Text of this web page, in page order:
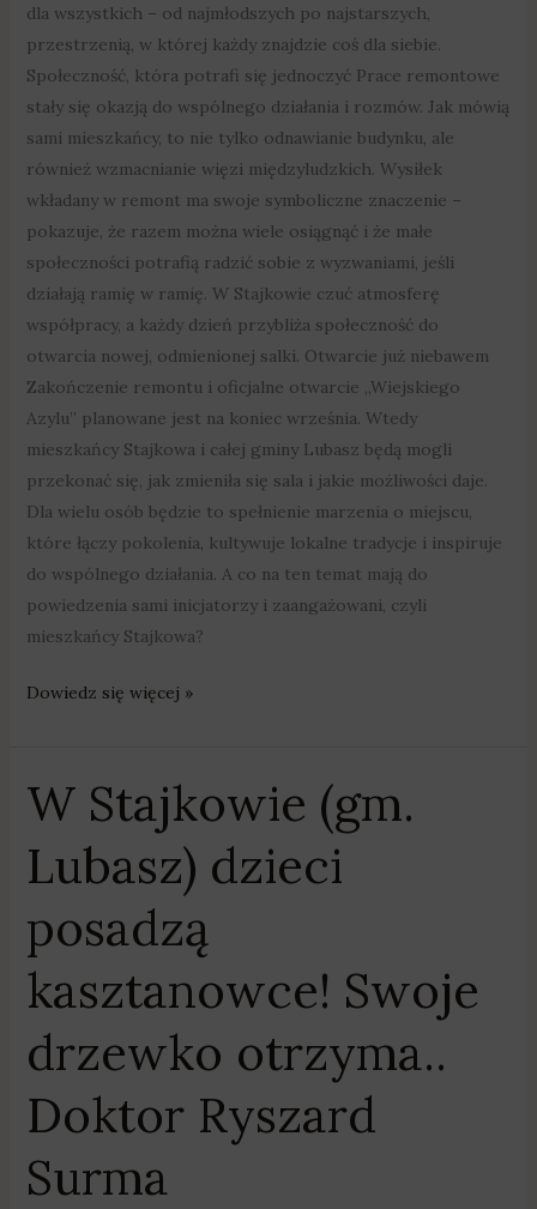
dla wszystkich – od najmłodszych po najstarszych,
przestrzenią, w której każdy znajdzie coś dla siebie.
Społeczność, która potrafi się jednoczyć Prace remontowe
stały się okazją do wspólnego działania i rozmów. Jak mówią
sami mieszkańcy, to nie tylko odnawianie budynku, ale
również wzmacnianie więzi międzyludzkich. Wysiłek
wkładany w remont ma swoje symboliczne znaczenie –
pokazuje, że razem można wiele osiągnąć i że małe
społeczności potrafią radzić sobie z wyzwaniami, jeśli
działają ramię w ramię. W Stajkowie czuć atmosferę
współpracy, a każdy dzień przybliża społeczność do
otwarcia nowej, odmienionej salki. Otwarcie już niebawem
Zakończenie remontu i oficjalne otwarcie „Wiejs­kiego
Azylu” planowane jest na koniec września. Wtedy
mieszkańcy Stajkowa i całej gminy Lubasz będą mogli
przekonać się, jak zmieniła się sala i jakie możliwości daje.
Dla wielu osób będzie to spełnienie marzenia o miejscu,
które łączy pokolenia, kultywuje lokalne tradycje i inspiruje
do wspólnego działania. A co na ten temat mają do
powiedzenia sami inicjatorzy i zaangażowani, czyli
mieszkańcy Stajkowa?
Dowiedz się więcej »
W Stajkowie (gm.
Lubasz) dzieci
posadzą
kasztanowce! Swoje
drzewko otrzyma..
Doktor Ryszard
Surma
W
Stajkowie
(gm.
Lubasz)
posadzą
kasztanowce!
Swoje
drzewko
otrzyma..
Doktor
Ryszard
Surma